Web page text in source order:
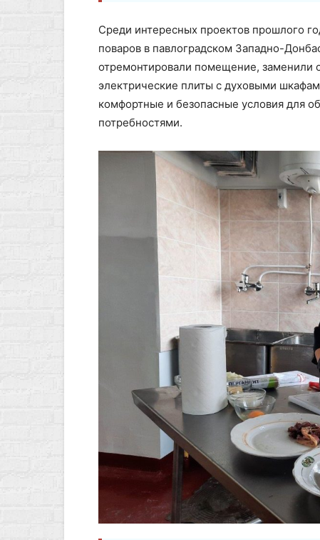
Среди интересных проектов прошлого
поваров в павлоградском Западно-
отремонтировали помещение, заменили
электрические плиты с духовыми
комфортные и безопасные условия для
потребностями.